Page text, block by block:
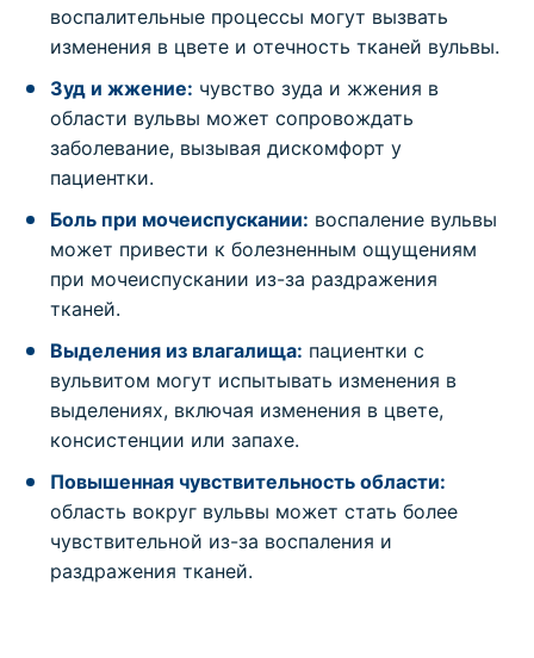
воспалительные процессы могут вызвать
изменения в цвете и отечность тканей вульвы.
Зуд и жжение: чувство зуда и жжения в
области вульвы может сопровождать
заболевание, вызывая дискомфорт у
пациентки.
Боль при мочеиспускании: воспаление вульвы
может привести к болезненным ощущениям
при мочеиспускании из-за раздражения
тканей.
Выделения из влагалища: пациентки с
вульвитом могут испытывать изменения в
выделениях, включая изменения в цвете,
консистенции или запахе.
Повышенная чувствительность области:
область вокруг вульвы может стать более
чувствительной из-за воспаления и
раздражения тканей.